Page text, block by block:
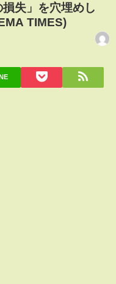
失」を穴埋めし
TIMES)